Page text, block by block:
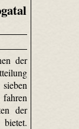
der
der